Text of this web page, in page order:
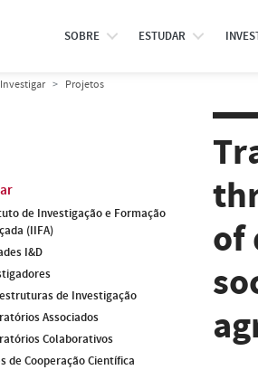
SOBRE ESTUDAR
Investigar Projetos
de Investigação e Formação
(IIFA)
I&D
de Investigação
Associados
Colaborativos
de Cooperação Científica
of